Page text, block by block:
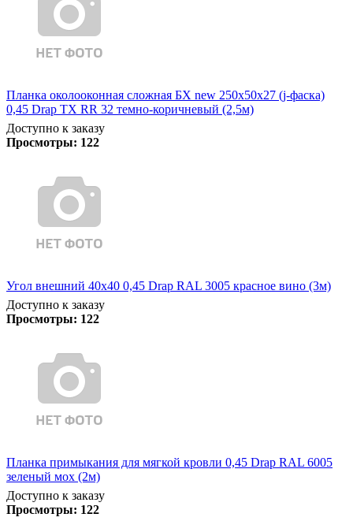
Планка околооконная сложная БХ new 250х50х27 (j-фаска)
0,45 Drap TX RR 32 темно-коричневый (2,5м)
Доступно к заказу
Просмотры: 122
Угол внешний 40х40 0,45 Drap RAL 3005 красное вино (3м)
Доступно к заказу
Просмотры: 122
Планка примыкания для мягкой кровли 0,45 Drap RAL 6005
зеленый мох (2м)
Доступно к заказу
Просмотры: 122